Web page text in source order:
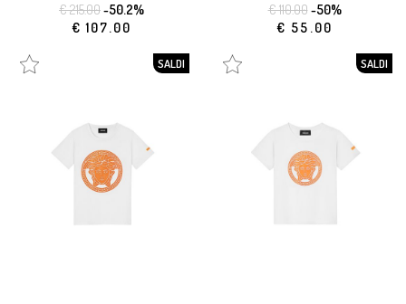
€ 215.00-50.2%
€ 107.00
€ 110.00-50%
€ 55.00
SALDI SALDI